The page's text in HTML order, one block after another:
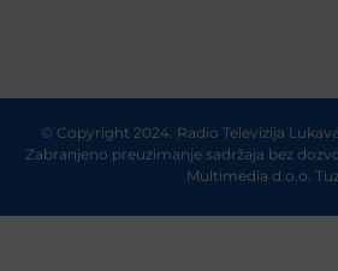
© Copyright 2024. Radio Televizija
Zabranjeno preuzimanje sadržaja bez
Multimedia d.o.o.